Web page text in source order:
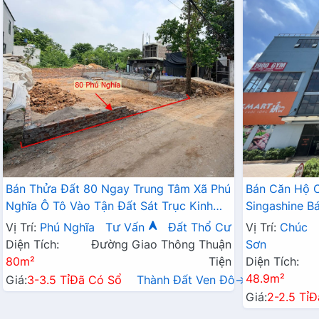
Bán Thửa Đất 80 Ngay Trung Tâm Xã Phú
Nghĩa Ô Tô Vào Tận Đất Sát Trục Kinh
Doanh Gần KCN Phú Nghĩa
Vị Trí: Phú Nghĩa Tư Vấn
Đất Thổ Cư
Diện Tích:
80m²
Đường Giao Thông Thuận
Tiện
Giá:3-3.5 TỉĐã Có Sổ Thành Đất Ven Đô→
Bán Căn Hộ
Singashine
Hợp Cho Hộ
Vị Trí: Chúc
Sơn
Diện Tích:
48.9m²
Giá:2-2.5 Tỉ